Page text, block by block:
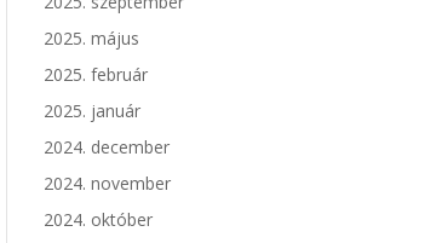
2025. május
2025. február
2025. január
2024. december
2024. november
2024. október